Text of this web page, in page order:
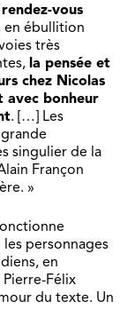
vous
en ébullition
très
la pensée et
chez Nicolas
avec bonheur
. […] Les
singulier de la
Françon
»
personnages
en
Félix
du texte. Un